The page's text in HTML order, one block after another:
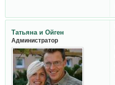
Татьяна и Ойген
Администратор